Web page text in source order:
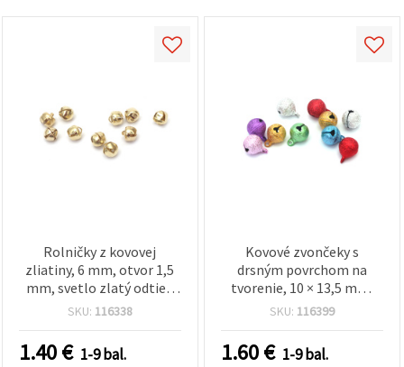
Rolničky z kovovej
zliatiny, 6 mm, otvor 1,5
mm, svetlo zlatý odtieň
(gold-tone) – balenie 20
a vianočné dekorácie
SKU: 116338
1.40€ 1-9 bal.
Kovové zvončeky s
drsným povrchom na
tvorenie, 10 × 13,5 mm,
otvor 2,5 mm, mix farieb,
SKU: 116399
1.60€ 1-9 bal.